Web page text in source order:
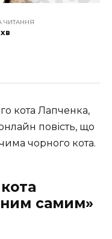
ЧИТАННЯ
кота Лапченка,
повість, що
чорного кота.
ним самим»